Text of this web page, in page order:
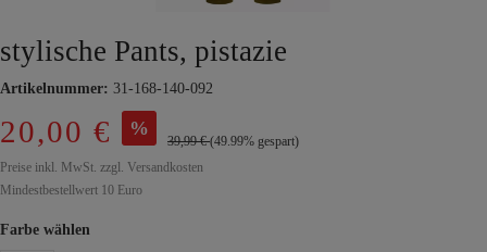
stylische Pants, pistazie
Artikelnummer: 31-168-140-092
20,00 € %
39,99 €(49.99% gespart)
Preise inkl. MwSt. zzgl. Versandkosten
Mindestbestellwert 10 Euro
Farbe wählen